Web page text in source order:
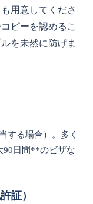
用意してくださ
ピーを認めるこ
を未然に防げま
する場合）。多く
90日間**のビザな
証）